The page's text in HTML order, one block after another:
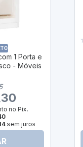
1 Porta e
- Móveis
no Pix.
sem juros